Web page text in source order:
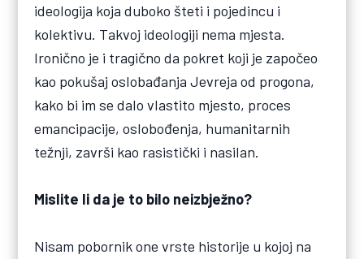
ideologija koja duboko šteti i pojedincu i
kolektivu. Takvoj ideologiji nema mjesta.
Ironično je i tragično da pokret koji je započeo
kao pokušaj oslobađanja Jevreja od progona,
kako bi im se dalo vlastito mjesto, proces
emancipacije, oslobođenja, humanitarnih
težnji, završi kao rasistički i nasilan.
Mislite li da je to bilo neizbježno?
Nisam pobornik one vrste historije u kojoj na